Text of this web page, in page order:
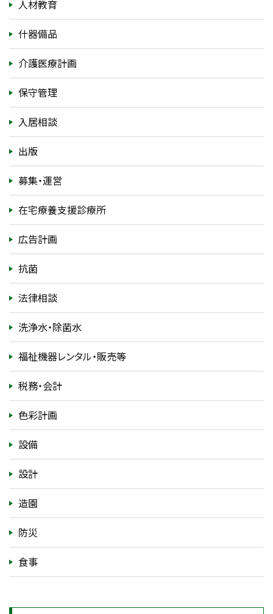
人材教育
什器備品
介護医療計画
保守管理
入居相談
出版
募集・運営
在宅療養支援診療所
広告計画
抗菌
法律相談
洗浄水・除菌水
福祉機器レンタル・販売等
税務・会計
色彩計画
設備
設計
造園
防災
食事